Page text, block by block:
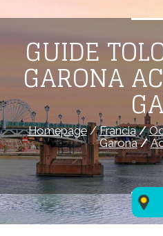
GUIDE
GARONA
Homepage/Francia/
Garona/